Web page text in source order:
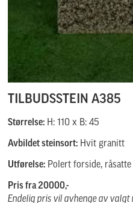
TILBUDSSTEIN A385
Størrelse: H: 110 x B: 45
Avbildet steinsort: Hvit granitt
Utførelse: Polert forside,
Pris fra 20000,-
Endelig pris vil avhenge av